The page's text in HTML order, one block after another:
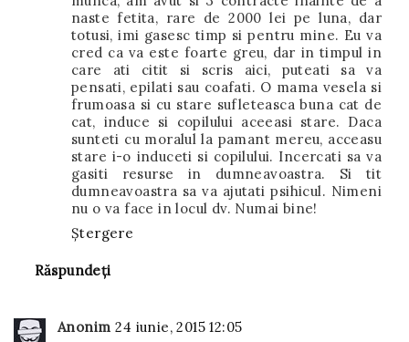
naste fetita, rare de 2000 lei pe luna, dar
totusi, imi gasesc timp si pentru mine. Eu va
cred ca va este foarte greu, dar in timpul in
care ati citit si scris aici, puteati sa va
pensati, epilati sau coafati. O mama vesela si
frumoasa si cu stare sufleteasca buna cat de
cat, induce si copilului aceeasi stare. Daca
sunteti cu moralul la pamant mereu, acceasu
stare i-o induceti si copilului. Incercati sa va
gasiti resurse in dumneavoastra. Si tit
dumneavoastra sa va ajutati psihicul. Nimeni
nu o va face in locul dv. Numai bine!
Ștergere
Răspundeți
Anonim 24 iunie, 2015 12:05